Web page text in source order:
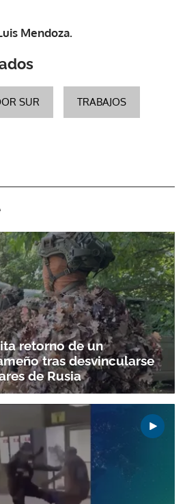
Mendoza.
SUR TRABAJOS
retorno de un
tras desvincularse
de Rusia